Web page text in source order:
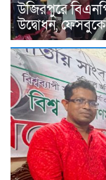
উজিরপুরে
উদ্বোধন,